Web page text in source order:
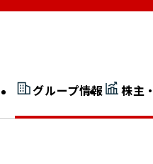
グループ情報 株主